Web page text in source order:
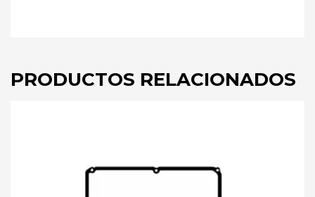
PRODUCTOS RELACIONADOS